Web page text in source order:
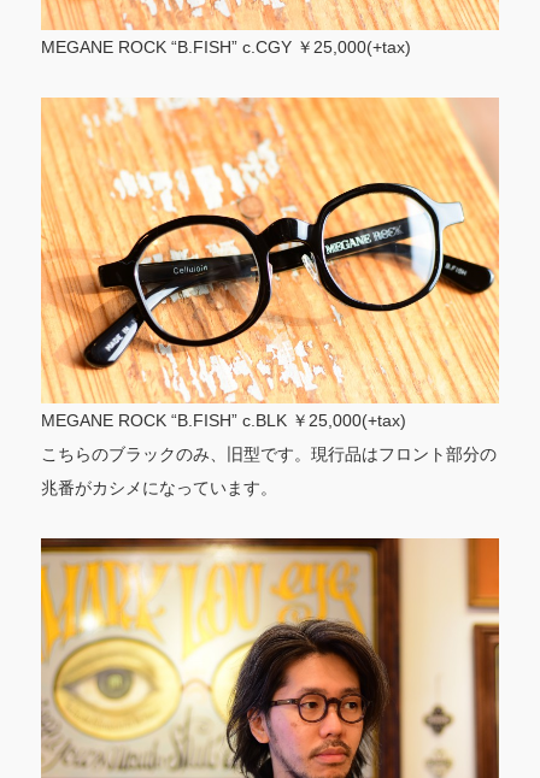
MEGANE ROCK “B.FISH” c.CGY ￥25,000(+tax)
MEGANE ROCK “B.FISH” c.BLK ￥25,000(+tax)
こちらのブラックのみ、旧型です。現行品はフロント部分の
兆番がカシメになっています。